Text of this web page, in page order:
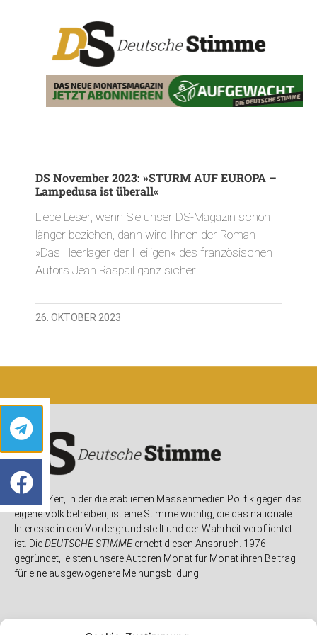
DS November 2023: »STURM AUF EUROPA –
Lampedusa ist überall«
Liebe Leser, wenn Sie unser DS-Magazin schon
länger beziehen, dann wird Ihnen der Roman
»Das Heerlager der Heiligen« des französischen
Autors Jean Raspail ganz sicher
26. OKTOBER 2023
In einer Zeit, in der die etablierten Massenmedien Politik gegen das
eigene Volk betreiben, ist eine Stimme wichtig, die das nationale
Interesse in den Vordergrund stellt und der Wahrheit verpflichtet
ist. DieDEUTSCHE STIMMEerhebt diesen Anspruch. 1976
gegründet, leisten unsere Autoren Monat für Monat ihren Beitrag
für eine ausgewogenere Meinungsbildung.